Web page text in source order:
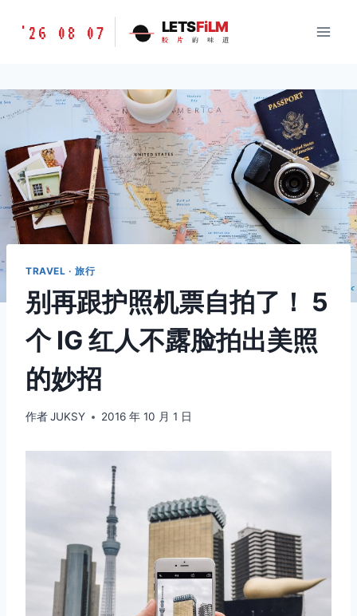
胶
味
道
'26 08 07 LETSFiLM
胶 片 的 味 道
TRAVEL · 旅行
别再跟护照机票自拍了！ 5
个 IG 红人不露脸拍出美照
的妙招
作者JUKSY 2016 年 10 月 1 日